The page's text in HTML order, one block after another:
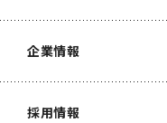
企業情報
採用情報